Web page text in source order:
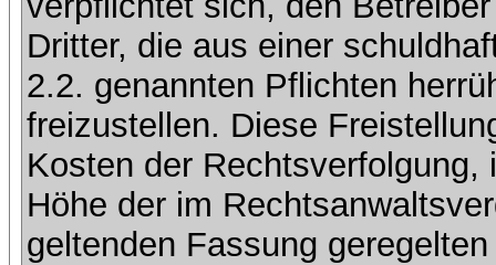
Dritter, die aus einer
2.2. genannten Pflichten
freizustellen. Diese
Kosten der
Höhe der im
geltenden Fassung